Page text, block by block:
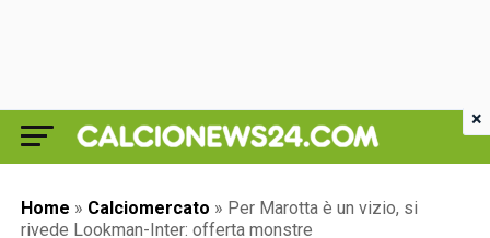
Home » Calciomercato » Per Marotta è un vizio, si
rivede Lookman-Inter: offerta monstre
×